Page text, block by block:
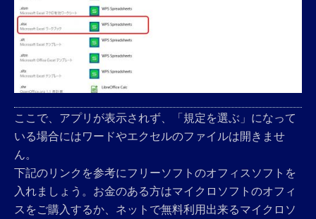
ここで、アプリが表示されず、「規定を選ぶ」になって
いる場合にはワードやエクセルのファイルは開きませ
ん。
下記のリンクを参考にフリーソフトのオフィスソフトを
入れましょう。お金のある方はマイクロソフトのオフィ
スをご購入するか、ネットで無料利用出来るマイクロソ